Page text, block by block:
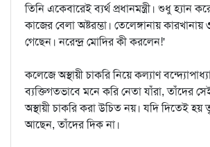
তিনি একেবারেই ব্যর্থ প্রধানমন্ত্রী। শুধু হ্যান
কাজের বেলা অষ্টরম্ভা। তেলেঙ্গানায়
গেছেন। নরেন্দ্র মোদির কী করলেন!'
কলেজে অস্থায়ী চাকরি নিয়ে কল্যাণ
ব্যক্তিগতভাবে মনে করি নেতা যাঁরা, তাঁদের
অস্থায়ী চাকরি করা উচিত নয়। যদি দিতেই হয়
আছেন, তাঁদের দিক না।